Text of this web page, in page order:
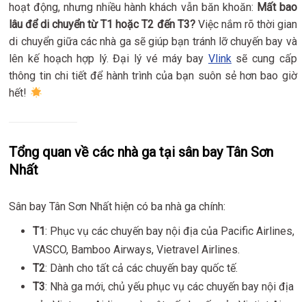
hoạt động, nhưng nhiều hành khách vẫn băn khoăn: Mất bao
lâu để di chuyển từ T1 hoặc T2 đến T3?Việc nắm rõ thời gian
di chuyển giữa các nhà ga sẽ giúp bạn tránh lỡ chuyến bay và
lên kế hoạch hợp lý. Đại lý vé máy bay Vlinksẽ cung cấp
thông tin chi tiết để hành trình của bạn suôn sẻ hơn bao giờ
hết!
Tổng quan về các nhà ga tại sân bay Tân Sơn
Nhất
Sân bay Tân Sơn Nhất hiện có ba nhà ga chính:
T1: Phục vụ các chuyến bay nội địa của Pacific Airlines,
VASCO, Bamboo Airways, Vietravel Airlines.
T2: Dành cho tất cả các chuyến bay quốc tế.
T3: Nhà ga mới, chủ yếu phục vụ các chuyến bay nội địa